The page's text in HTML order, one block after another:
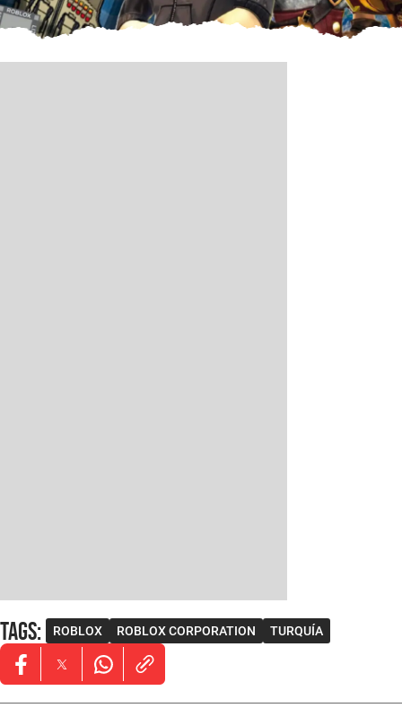
Tags: ROBLOX ROBLOX CORPORATION TURQUÍA
Opens in new window
Opens in new window
Opens in new window